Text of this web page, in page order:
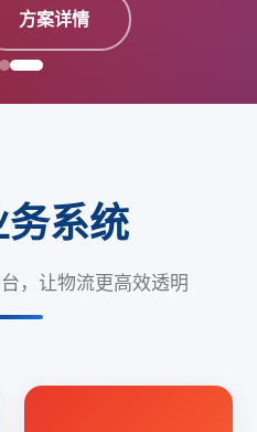
解业务
了解更多
系我们
方案详情
务系统
，让物流更高效透明